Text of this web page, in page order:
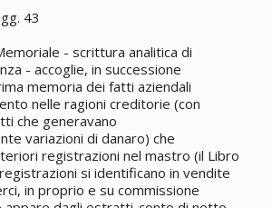
43
- scrittura analitica di
- accoglie, in successione
memoria dei fatti aziendali
nelle ragioni creditorie (con
che generavano
variazioni di danaro) che
registrazioni nel mastro (il Libro
si identificano in vendite
in proprio e su commissione